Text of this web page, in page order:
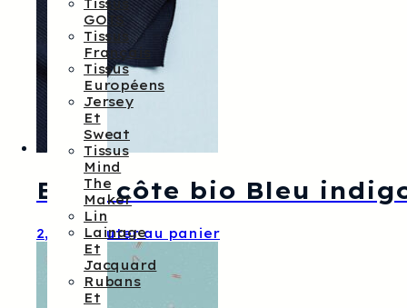
Tissus
GOTS
Tissus
Français
Tissus
Européens
Jersey
Et
Sweat
Tissus
Mind
The
Maker
Lin
Lainage
Et
Jacquard
Rubans
Et
Bord côte bio Bleu
2,20 € Ajouter au panier